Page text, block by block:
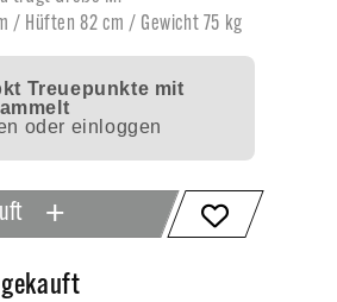
/ Hüften 82 cm / Gewicht 75 kg
Treuepunkte mit
oder einloggen